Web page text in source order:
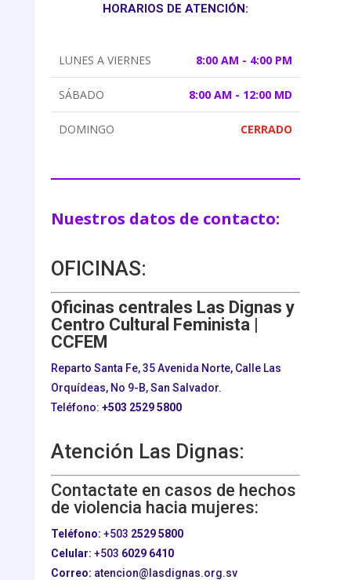
HORARIOS DE ATENCIÓN:
LUNES A VIERNES 8:00 AM - 4:00 PM
SÁBADO 8:00 AM - 12:00 MD
DOMINGO CERRADO
Nuestros datos de contacto:
OFICINAS:
Oficinas centrales Las Dignas y
Centro Cultural Feminista |
CCFEM
Reparto Santa Fe, 35 Avenida Norte, Calle Las
Orquídeas, No 9-B, San Salvador.
Teléfono: +503 2529 5800
Atención Las Dignas:
Contactate en casos de hechos
de violencia hacia mujeres:
Teléfono: +503 2529 5800
Celular: +503 6029 6410
Correo: atencion@lasdignas.org.sv